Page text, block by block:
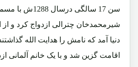
سن 17 سالگی
شیرمحمدخان چترالی ازدواج کرد و از
دنیا آمد که نامش را هدایت الله
اقامت گزین شد و با یک خانم آلمانی